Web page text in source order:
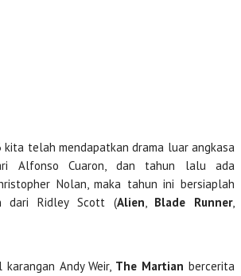
kita telah mendapatkan drama luar angkasa
Alfonso Cuaron, dan tahun lalu ada
Nolan, maka tahun ini bersiaplah
dari Ridley Scott (Alien, Blade Runner,
Andy Weir, The Martian bercerita